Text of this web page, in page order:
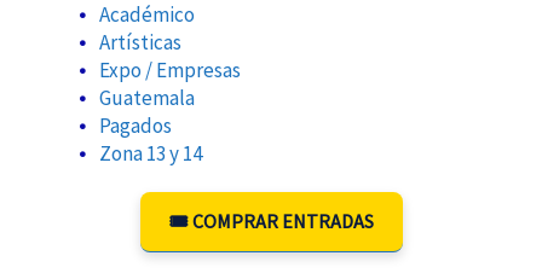
Académico
Artísticas
Expo / Empresas
Guatemala
Pagados
Zona 13 y 14
🎟️ COMPRAR ENTRADAS